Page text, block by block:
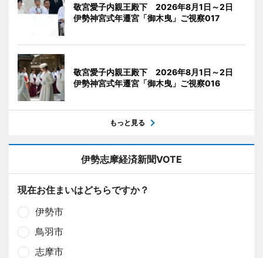
敬宮愛子内親王殿下 2026年8月1日～2日
伊勢神宮式年遷宮「御木曳」ご視察017
敬宮愛子内親王殿下 2026年8月1日～2日
伊勢神宮式年遷宮「御木曳」ご視察016
もっと見る
伊勢志摩経済新聞VOTE
現在お住まいはどちらですか？
伊勢市
鳥羽市
志摩市